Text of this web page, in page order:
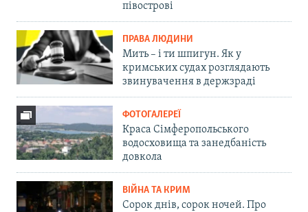
півострові
ПРАВА ЛЮДИНИ
Мить – і ти шпигун. Як у
кримських судах розглядають
звинувачення в держзраді
ФОТОГАЛЕРЕЇ
Краса Сімферопольського
водосховища та занедбаність
довкола
ВІЙНА ТА КРИМ
Сорок днів, сорок ночей. Про